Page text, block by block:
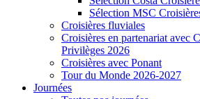
Sélection MSC
Croisières fluviales
Croisières en partenariat avec
Privilèges 2026
Croisières avec Ponant
Tour du Monde 2026-2027
Journées